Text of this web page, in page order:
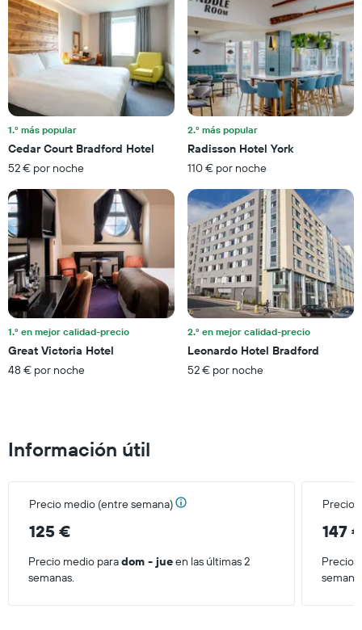
noche
encontrado
en
los
últimos
1
eje
X
que
indica
las
de
hoteles
por
El
gráfico
muestra
eje
Y
que
indica
el
precio
medio
de
una
habitación
encontrado
los
últimos
3
días
1.º más popular
Cedar Court Bradford Hotel
52 € por noche
2.º más popular
Radisson Hotel York
110 € por noche
1.º en mejor calidad-precio
Great Victoria Hotel
48 € por noche
2.º en mejor calidad-precio
Leonardo Hotel Bradford
52 € por noche
Información útil
Precio medio (entre semana)
125 €
Precio
147
Precio medio paradom - jueen las últimas 2
semanas.
Precio